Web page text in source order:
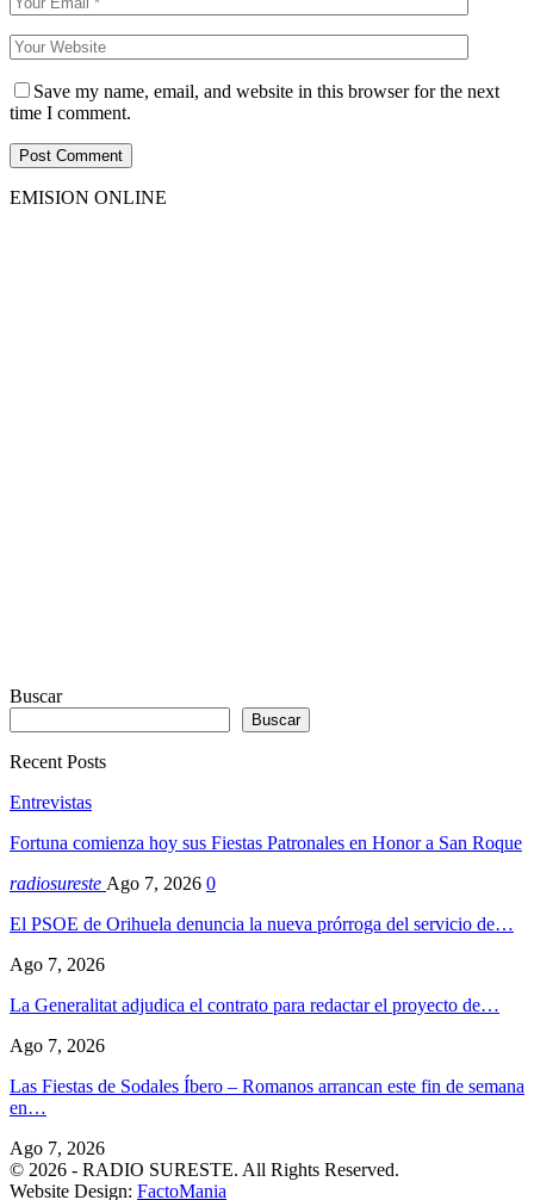
Save my name, email, and website in this browser for the next
time I comment.
EMISION ONLINE
Buscar
Buscar
Recent Posts
Entrevistas
Fortuna comienza hoy sus Fiestas Patronales en Honor a San Roque
radiosureste Ago 7, 2026 0
El PSOE de Orihuela denuncia la nueva prórroga del servicio de…
Ago 7, 2026
La Generalitat adjudica el contrato para redactar el proyecto de…
Ago 7, 2026
Las Fiestas de Sodales Íbero – Romanos arrancan este fin de semana
en…
Ago 7, 2026
© 2026 - RADIO SURESTE. All Rights Reserved.
Website Design: FactoMania